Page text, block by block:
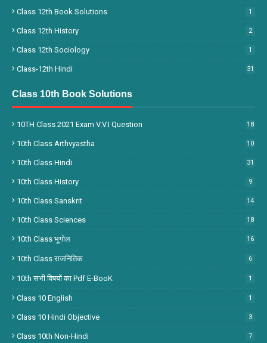
Class 12th Book Solutions 1
Class 12th History 2
Class 12th Sociology 1
Class-12th Hindi 31
Class 10th Book Solutions
10TH Class 2021 Exam V.V.I Question 18
10th Class Arthvyastha 10
10th Class Hindi 31
10th Class History 9
10th Class Sanskrit 14
10th Class Sciences 18
10th Class भूगोल 16
10th Class राजनितिक 6
10th सभी विषयों का Pdf E-BooK 1
Class 10 English 1
Class 10 Hindi Objective 3
Class 10th Non-Hindi 7